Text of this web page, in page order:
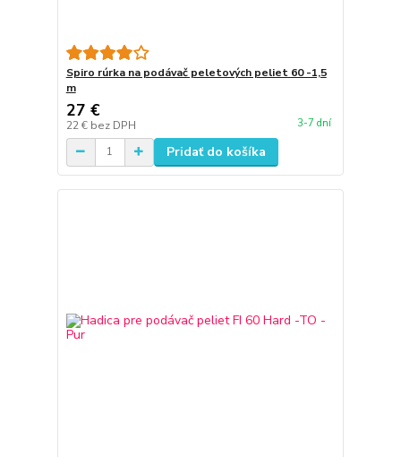
Spiro rúrka na podávač peletových peliet 60 -1,5
m
27 €
22 € bez DPH 3-7 dní
Pridať do košíka